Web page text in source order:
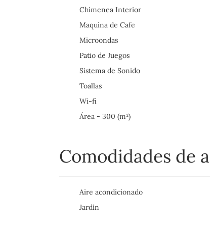
Chimenea Interior
Maquina de Cafe
Microondas
Patio de Juegos
Sistema de Sonido
Toallas
Wi-fi
Área - 300 (m²)
Comodidades de
Aire acondicionado
Jardín